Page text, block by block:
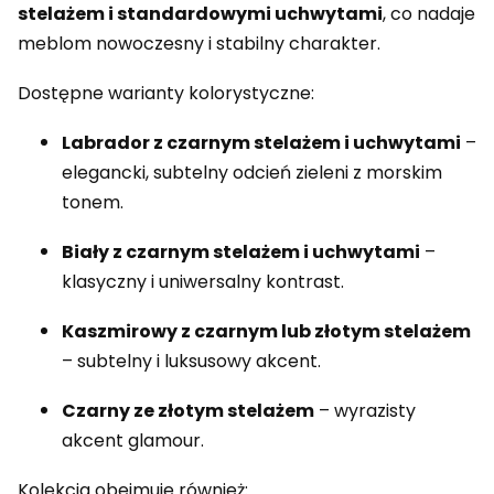
stelażem i standardowymi uchwytami, co nadaje
meblom nowoczesny i stabilny charakter.
Dostępne warianty kolorystyczne:
Labrador z czarnym stelażem i uchwytami –
elegancki, subtelny odcień zieleni z morskim
tonem.
Biały z czarnym stelażem i uchwytami –
klasyczny i uniwersalny kontrast.
Kaszmirowy z czarnym lub złotym stelażem
– subtelny i luksusowy akcent.
Czarny ze złotym stelażem – wyrazisty
akcent glamour.